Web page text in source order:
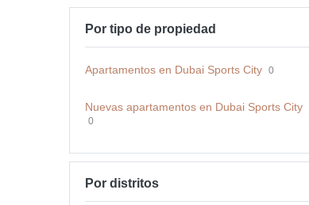
Por tipo de propiedad
Apartamentos en Dubai Sports City 0
Nuevas apartamentos en Dubai Sports City
0
Por distritos